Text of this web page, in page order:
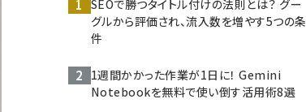
SEOで勝つタイトル付けの法則とは？ グー
グルから評価され、流入数を増やす5つの条
件
1週間かかった作業が1日に！ Gemini
Notebookを無料で使い倒す活用術8選